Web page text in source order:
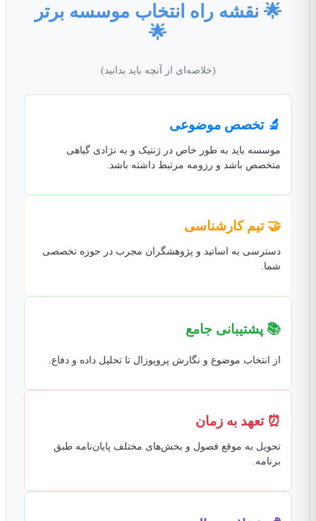
🌟 نقشه راه انتخاب موسسه برتر
🌟
(خلاصه‌ای از آنچه باید بدانید)
🔬 تخصص موضوعی
موسسه باید به طور خاص در ژنتیک و به نژادی گیاهی
متخصص باشد و رزومه مرتبط داشته باشد.
🤝 تیم کارشناسی
دسترسی به اساتید و پژوهشگران مجرب در حوزه تخصصی
شما.
📚 پشتیبانی جامع
از انتخاب موضوع و نگارش پروپوزال تا تحلیل داده و دفاع.
⏰ تعهد به زمان
تحویل به موقع فصول و بخش‌های مختلف پایان‌نامه طبق
برنامه.